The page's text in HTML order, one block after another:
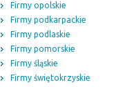
Firmy opolskie
Firmy podkarpackie
Firmy podlaskie
Firmy pomorskie
Firmy śląskie
Firmy świętokrzyskie